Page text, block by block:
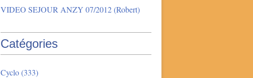
VIDEO SEJOUR ANZY 07/2012 (Robert)
Catégories
Cyclo(333)